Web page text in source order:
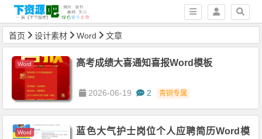
首页 设计素材 Word 文章
Word 高考成绩大喜通知喜报Word模板
2026-06-19 2 青铜专属
Word
蓝色大气护士岗位个人应聘简历Word模